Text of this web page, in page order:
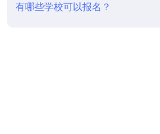
有哪些学校可以报名？